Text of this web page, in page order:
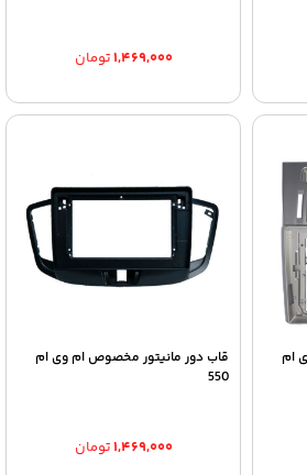
۱,۴۶۹,۰۰۰تومان
ام
قاب دور مانیتور مخصوص ام وی ام
550
۱,۴۶۹,۰۰۰تومان